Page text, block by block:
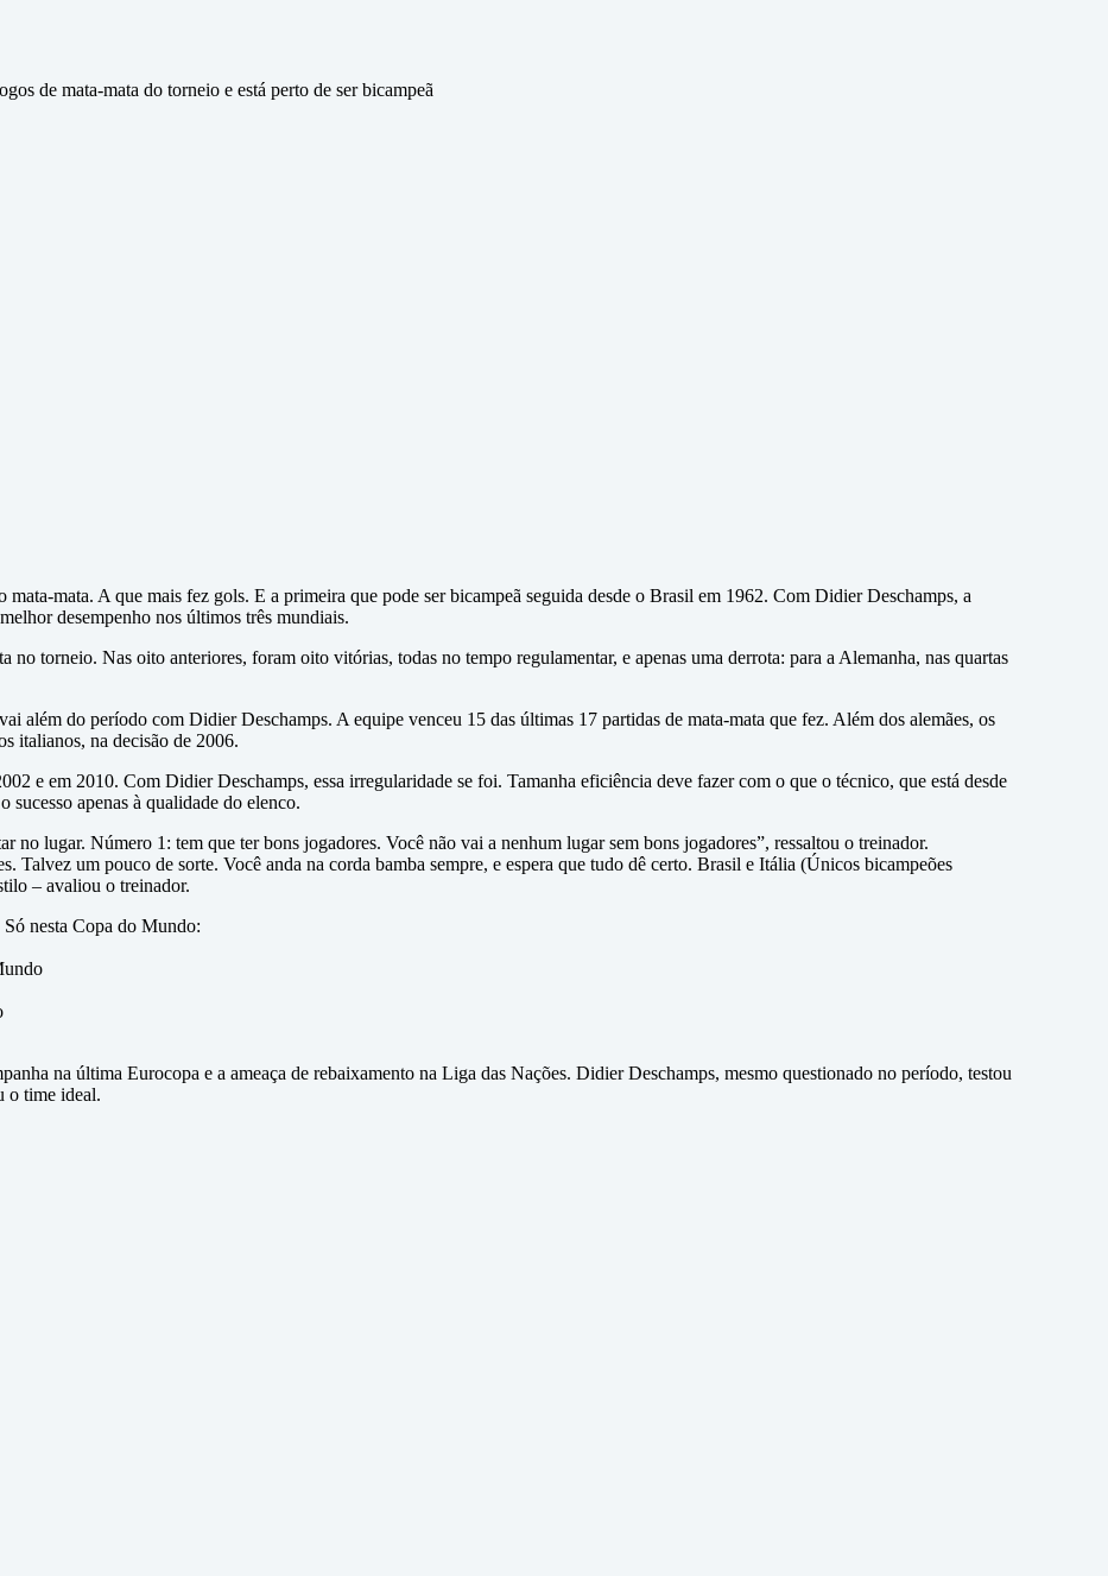
de mata-mata do torneio e está perto de ser bicampeã
mata. A que mais fez gols. E a primeira que pode ser bicampeã seguida desde o Brasil em 1962. Com Didier Deschamps, a
desempenho nos últimos três mundiais.
no torneio. Nas oito anteriores, foram oito vitórias, todas no tempo regulamentar, e apenas uma derrota: para a Alemanha, nas quartas
além do período com Didier Deschamps. A equipe venceu 15 das últimas 17 partidas de mata-mata que fez. Além dos alemães, os
italianos, na decisão de 2006.
e em 2010. Com Didier Deschamps, essa irregularidade se foi. Tamanha eficiência deve fazer com o que o técnico, que está desde
apenas à qualidade do elenco.
no lugar. Número 1: tem que ter bons jogadores. Você não vai a nenhum lugar sem bons jogadores”, ressaltou o treinador.
Talvez um pouco de sorte. Você anda na corda bamba sempre, e espera que tudo dê certo. Brasil e Itália (Únicos bicampeões
– avaliou o treinador.
nesta Copa do Mundo:
na última Eurocopa e a ameaça de rebaixamento na Liga das Nações. Didier Deschamps, mesmo questionado no período, testou
o time ideal.